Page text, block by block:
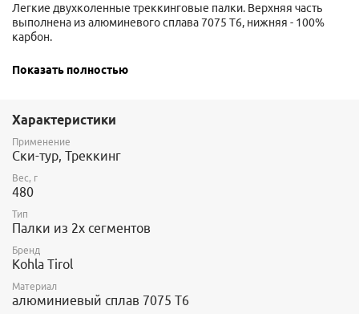
Легкие двухколенные треккинговые палки. Верхняя часть
выполнена из алюминевого сплава 7075 T6, нижняя - 100%
карбон.
палок;
метериалом с ребристой поверхностью.
В комплекте два вида колец - "снежное" кольцо d90см и
гибкая насадка "Aero basket".
Фиксатор для соединения палок в комплекте.
Показать полностью
Характеристики
Применение
Ски-тур, Треккинг
Вес, г
480
Тип
Палки из 2х сегментов
Бренд
Kohla Tirol
Материал
алюминиевый сплав 7075 Т6